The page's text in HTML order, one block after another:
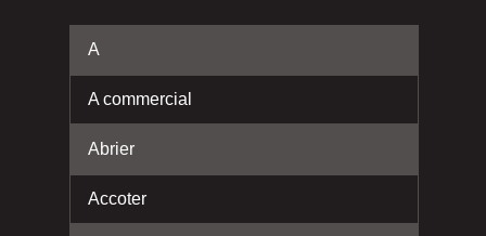
A
A commercial
Abrier
Accoter